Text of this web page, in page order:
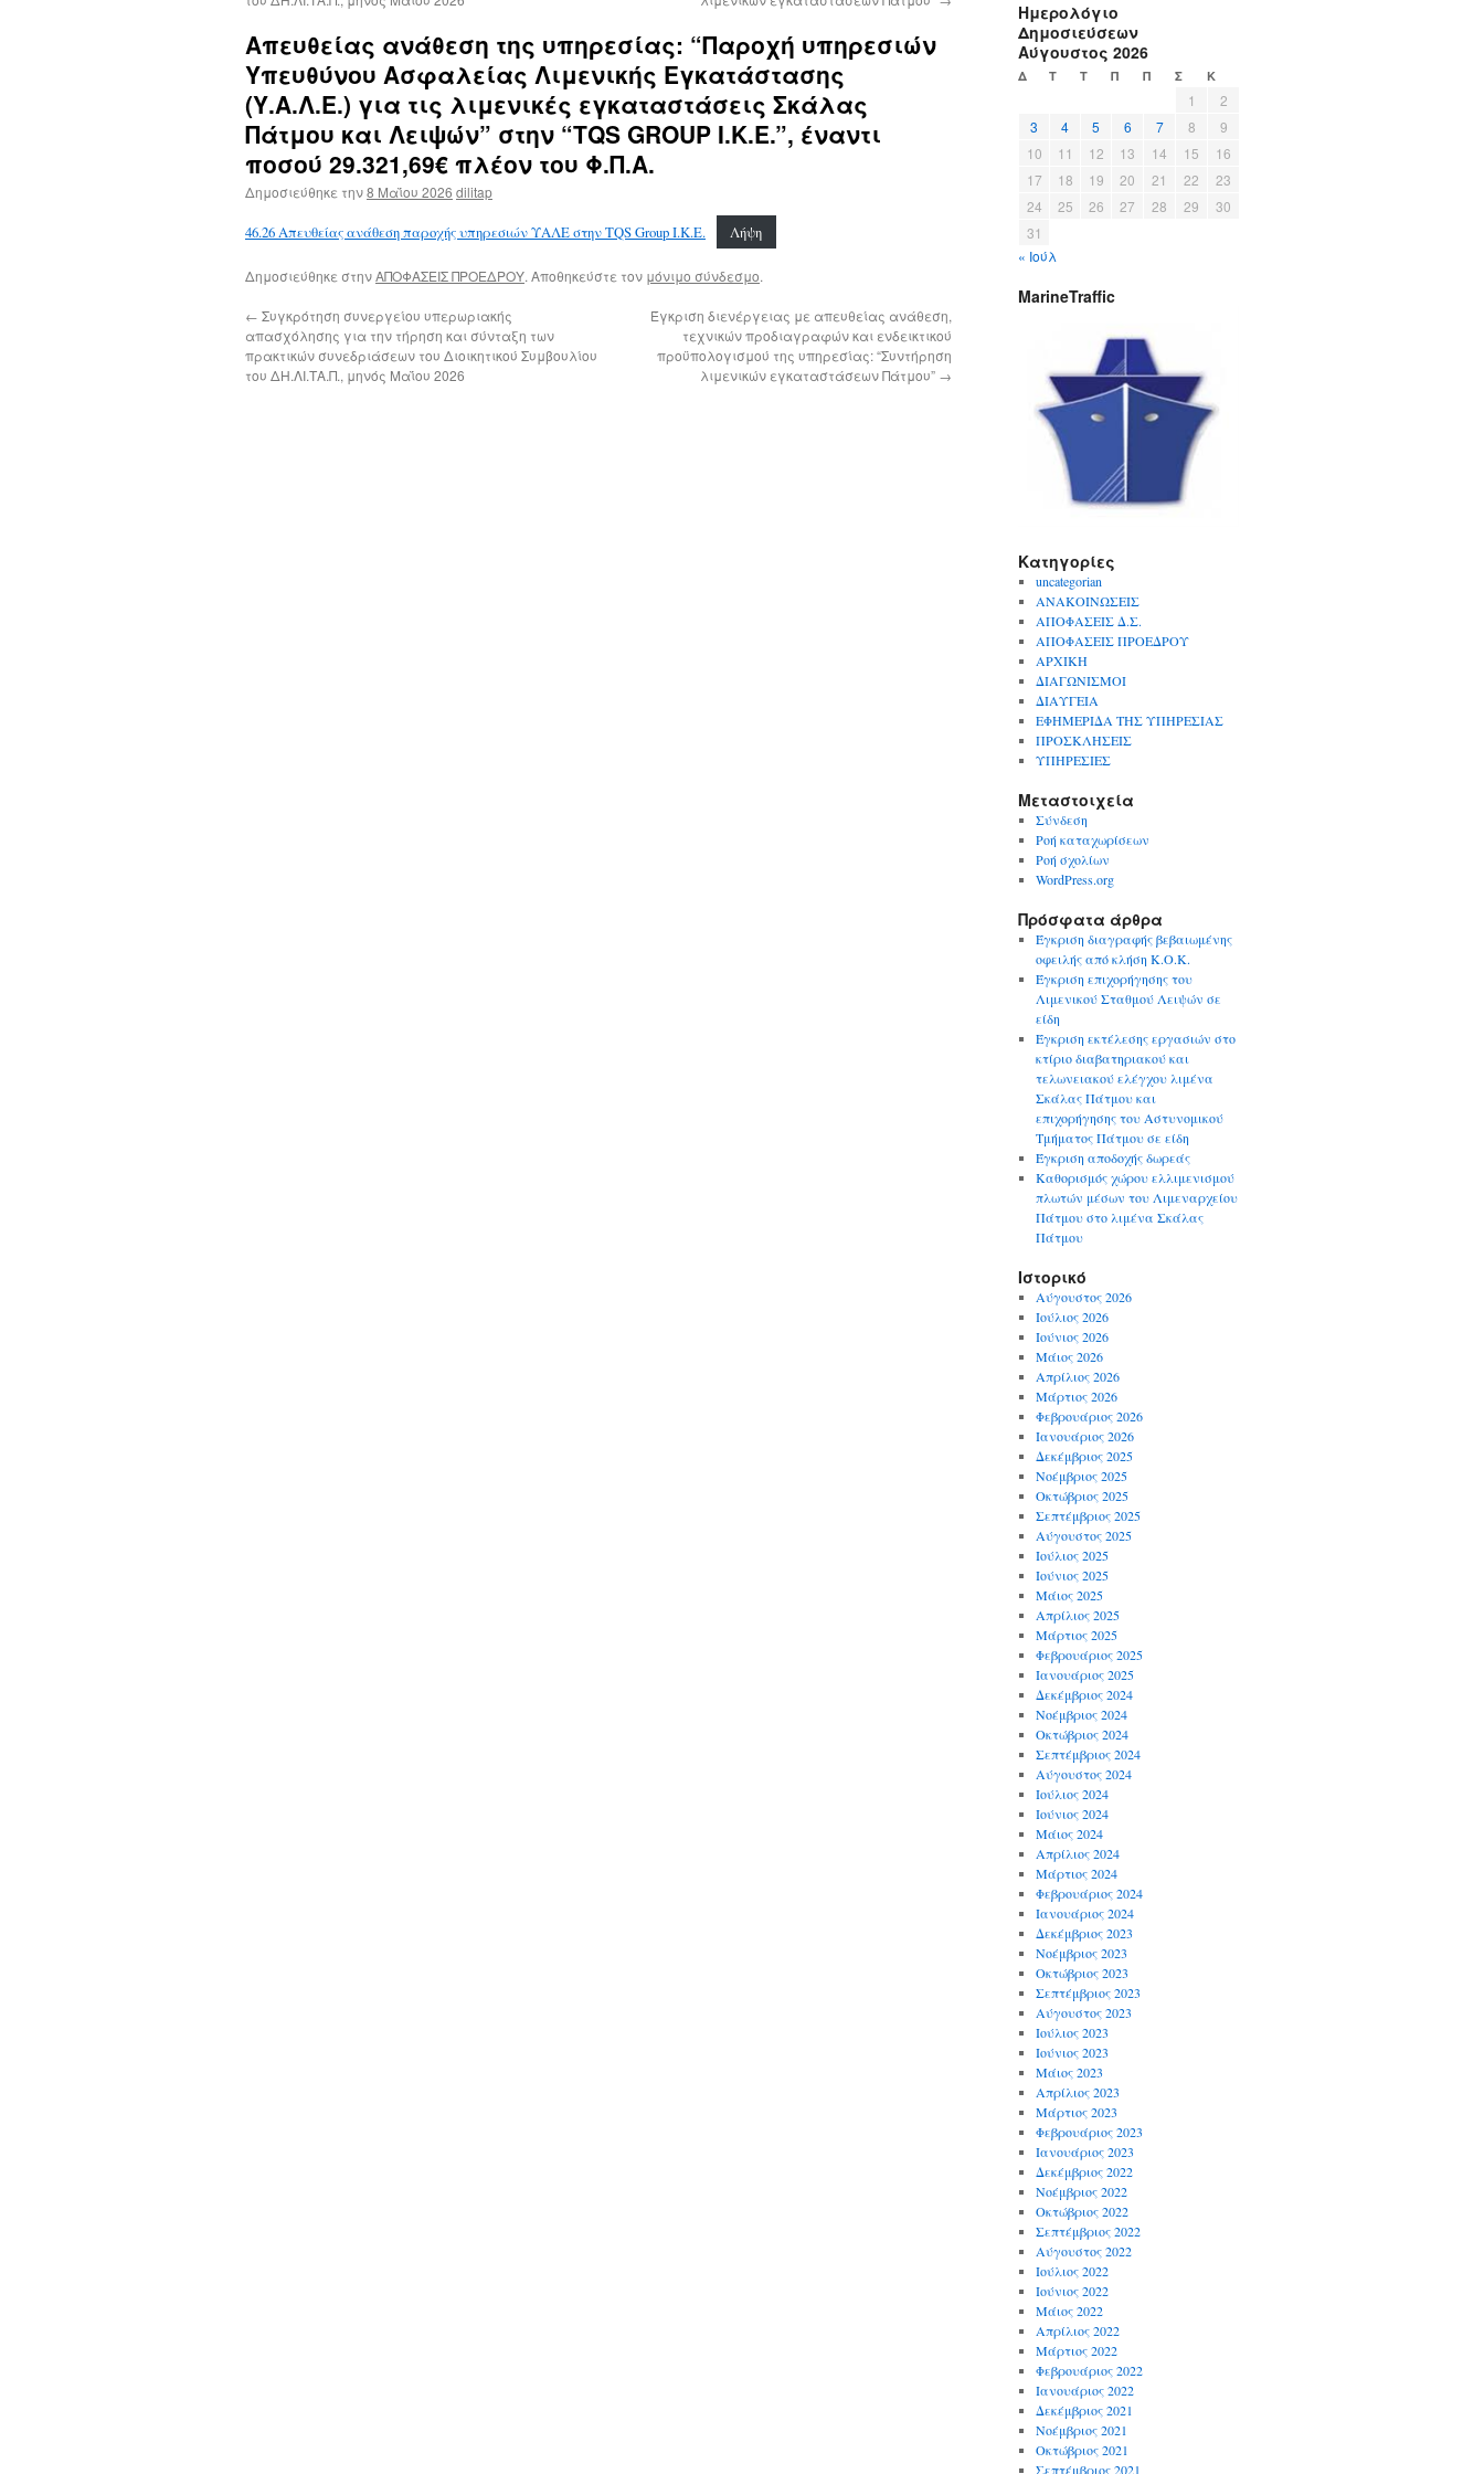
Απευθείας ανάθεση της υπηρεσίας: “Παροχή υπηρεσιών
Υπευθύνου Ασφαλείας Λιμενικής Εγκατάστασης
(Υ.Α.Λ.Ε.) για τις λιμενικές εγκαταστάσεις Σκάλας
Πάτμου και Λειψών” στην “TQS GROUP Ι.Κ.Ε.”, έναντι
ποσού 29.321,69€ πλέον του Φ.Π.Α.
Δημοσιεύθηκε την8 Μαΐου 2026 dilitap
46.26 Απευθείας ανάθεση παροχής υπηρεσιών ΥΑΛΕ στην TQS Group Ι.Κ.Ε. Λήψη
Δημοσιεύθηκε στηνΑΠΟΦΑΣΕΙΣ ΠΡΟΕΔΡΟΥ. Αποθηκεύστε τον μόνιμο σύνδεσμο.
← Συγκρότηση συνεργείου υπερωριακής
απασχόλησης για την τήρηση και σύνταξη των
πρακτικών συνεδριάσεων του Διοικητικού Συμβουλίου
του ΔΗ.ΛΙ.ΤΑ.Π., μηνός Μαΐου 2026
Έγκριση διενέργειας με απευθείας ανάθεση,
τεχνικών προδιαγραφών και ενδεικτικού
προϋπολογισμού της υπηρεσίας: “Συντήρηση
λιμενικών εγκαταστάσεων Πάτμου” →
Ημερολόγιο
Δημοσιεύσεων
Αύγουστος 2026
Δ Τ Τ Π Π Σ Κ
1
2
3
4 5 6 7 8
9
10
11 12 13 14 15
16
17
18 19 20 21 22
23
24
25 26 27 28 29
30
31
« Ιούλ
MarineTraffic
Kατηγορίες
uncategorian
ΑΝΑΚΟΙΝΩΣΕΙΣ
ΑΠΟΦΑΣΕΙΣ Δ.Σ.
ΑΠΟΦΑΣΕΙΣ ΠΡΟΕΔΡΟΥ
ΑΡΧΙΚΗ
ΔΙΑΓΩΝΙΣΜΟΙ
ΔΙΑΥΓΕΙΑ
ΕΦΗΜΕΡΙΔΑ ΤΗΣ ΥΠΗΡΕΣΙΑΣ
ΠΡΟΣΚΛΗΣΕΙΣ
ΥΠΗΡΕΣΙΕΣ
Μεταστοιχεία
Σύνδεση
Ροή καταχωρίσεων
Ροή σχολίων
WordPress.org
Πρόσφατα άρθρα
Έγκριση διαγραφής βεβαιωμένης
οφειλής από κλήση Κ.Ο.Κ.
Έγκριση επιχορήγησης του
Λιμενικού Σταθμού Λειψών σε
είδη
Έγκριση εκτέλεσης εργασιών στο
κτίριο διαβατηριακού και
τελωνειακού ελέγχου λιμένα
Σκάλας Πάτμου και
επιχορήγησης του Αστυνομικού
Τμήματος Πάτμου σε είδη
Έγκριση αποδοχής δωρεάς
Καθορισμός χώρου ελλιμενισμού
πλωτών μέσων του Λιμεναρχείου
Πάτμου στο λιμένα Σκάλας
Πάτμου
Ιστορικό
Αύγουστος 2026
Ιούλιος 2026
Ιούνιος 2026
Μάιος 2026
Απρίλιος 2026
Μάρτιος 2026
Φεβρουάριος 2026
Ιανουάριος 2026
Δεκέμβριος 2025
Νοέμβριος 2025
Οκτώβριος 2025
Σεπτέμβριος 2025
Αύγουστος 2025
Ιούλιος 2025
Ιούνιος 2025
Μάιος 2025
Απρίλιος 2025
Μάρτιος 2025
Φεβρουάριος 2025
Ιανουάριος 2025
Δεκέμβριος 2024
Νοέμβριος 2024
Οκτώβριος 2024
Σεπτέμβριος 2024
Αύγουστος 2024
Ιούλιος 2024
Ιούνιος 2024
Μάιος 2024
Απρίλιος 2024
Μάρτιος 2024
Φεβρουάριος 2024
Ιανουάριος 2024
Δεκέμβριος 2023
Νοέμβριος 2023
Οκτώβριος 2023
Σεπτέμβριος 2023
Αύγουστος 2023
Ιούλιος 2023
Ιούνιος 2023
Μάιος 2023
Απρίλιος 2023
Μάρτιος 2023
Φεβρουάριος 2023
Ιανουάριος 2023
Δεκέμβριος 2022
Νοέμβριος 2022
Οκτώβριος 2022
Σεπτέμβριος 2022
Αύγουστος 2022
Ιούλιος 2022
Ιούνιος 2022
Μάιος 2022
Απρίλιος 2022
Μάρτιος 2022
Φεβρουάριος 2022
Ιανουάριος 2022
Δεκέμβριος 2021
Νοέμβριος 2021
Οκτώβριος 2021
Σεπτέμβριος 2021